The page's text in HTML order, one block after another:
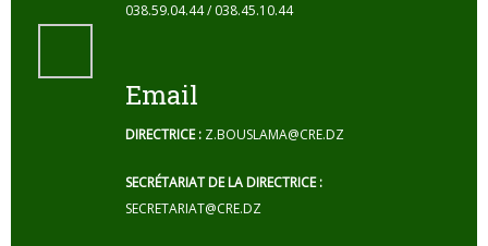
038.59.04.44 / 038.45.10.44
Email
DIRECTRICE : Z.BOUSLAMA@CRE.DZ
SECRÉTARIAT DE LA DIRECTRICE :
SECRETARIAT@CRE.DZ